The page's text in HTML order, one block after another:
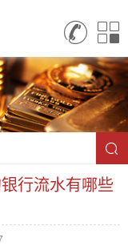
行流水有哪些